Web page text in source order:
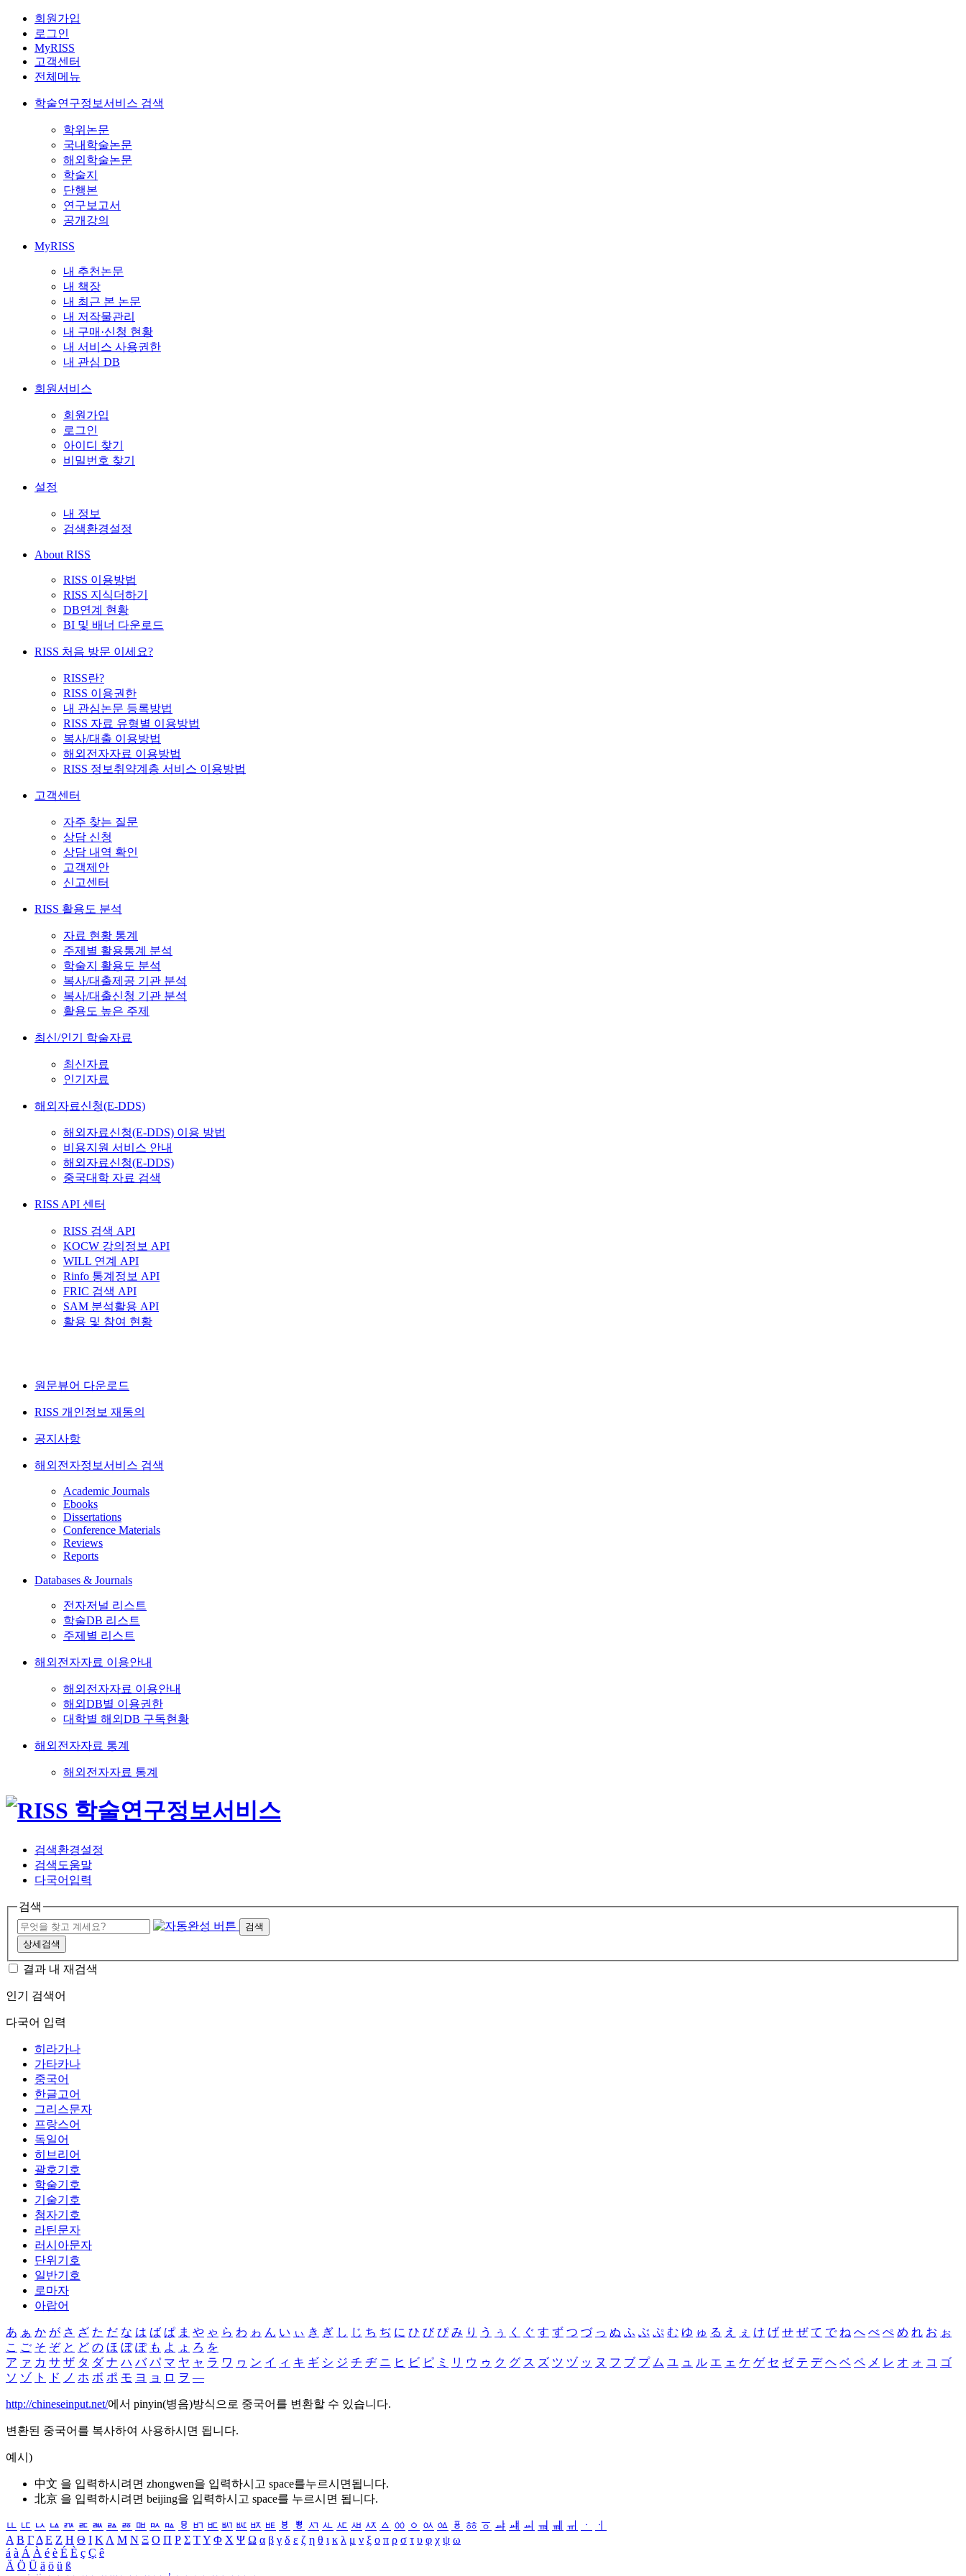
회원가입
로그인
MyRISS
고객센터
전체메뉴
학술연구정보서비스 검색
학위논문
국내학술논문
해외학술논문
학술지
단행본
연구보고서
공개강의
MyRISS
내 추천논문
내 책장
내 최근 본 논문
내 저작물관리
내 구매·신청 현황
내 서비스 사용권한
내 관심 DB
회원서비스
회원가입
로그인
아이디 찾기
비밀번호 찾기
설정
내 정보
검색환경설정
About RISS
RISS 이용방법
RISS 지식더하기
DB연계 현황
BI 및 배너 다운로드
RISS 처음 방문 이세요?
RISS란?
RISS 이용권한
내 관심논문 등록방법
RISS 자료 유형별 이용방법
복사/대출 이용방법
해외전자자료 이용방법
RISS 정보취약계층 서비스 이용방법
고객센터
자주 찾는 질문
상담 신청
상담 내역 확인
고객제안
신고센터
RISS 활용도 분석
자료 현황 통계
주제별 활용통계 분석
학술지 활용도 분석
복사/대출제공 기관 분석
복사/대출신청 기관 분석
활용도 높은 주제
최신/인기 학술자료
최신자료
인기자료
해외자료신청(E-DDS)
해외자료신청(E-DDS) 이용 방법
비용지원 서비스 안내
해외자료신청(E-DDS)
중국대학 자료 검색
RISS API 센터
RISS 검색 API
KOCW 강의정보 API
WILL 연계 API
Rinfo 통계정보 API
FRIC 검색 API
SAM 분석활용 API
활용 및 참여 현황
원문뷰어 다운로드
RISS 개인정보 재동의
공지사항
해외전자정보서비스 검색
Academic Journals
Ebooks
Dissertations
Conference Materials
Reviews
Reports
Databases & Journals
전자저널 리스트
학술DB 리스트
주제별 리스트
해외전자자료 이용안내
해외전자자료 이용안내
해외DB별 이용권한
대학별 해외DB 구독현황
해외전자자료 통계
해외전자자료 통계
검색환경설정
검색도움말
다국어입력
검색
검색
상세검색
결과 내 재검색
인기 검색어
다국어 입력
히라가나
가타카나
중국어
한글고어
그리스문자
프랑스어
독일어
히브리어
괄호기호
학술기호
기술기호
첨자기호
라틴문자
러시아문자
단위기호
일반기호
로마자
아랍어
あ ぁ か が さ ざ た だ な は ば ぱ ま や ゃ ら わ ゎ ん い ぃ き ぎ し じ ち ぢ に ひ び ぴ み り う ぅ く ぐ す ず つ づ っ ぬ ふ ぶ ぷ む ゆ ゅ る え ぇ け げ せ ぜ て で ね へ べ ぺ め れ お ぉ
こ ご そ ぞ と ど の ほ ぼ ぽ も よ ょ ろ を
ア ァ カ サ ザ タ ダ ナ ハ バ パ マ ヤ ャ ラ ワ ヮ ン イ ィ キ ギ シ ジ チ ヂ ニ ヒ ビ ピ ミ リ ウ ゥ ク グ ス ズ ツ ヅ ッ ヌ フ ブ プ ム ユ ュ ル エ ェ ケ ゲ セ ゼ テ デ ヘ ベ ペ メ レ オ ォ コ ゴ
ソ ゾ ト ド ノ ホ ボ ポ モ ヨ ョ ロ ヲ ―
http://chineseinput.net/에서 pinyin(병음)방식으로 중국어를 변환할 수 있습니다.
변환된 중국어를 복사하여 사용하시면 됩니다.
예시)
中文 을 입력하시려면 zhongwen을 입력하시고 space를누르시면됩니다.
北京 을 입력하시려면 beijing을 입력하시고 space를 누르시면 됩니다.
ㅥ ㅦ ㅧ ㅨ ㅩ ㅪ ㅫ ㅬ ㅭ ㅮ ㅯ ㅰ ㅱ ㅲ ㅳ ㅴ ㅵ ㅶ ㅷ ㅸ ㅹ ㅺ ㅻ ㅼ ㅽ ㅾ ㅿ ㆀ ㆁ ㆂ ㆃ ㆄ ㆅ ㆆ ㆇ ㆈ ㆉ ㆊ ㆋ ㆌ ㆍ
ㆎ
Α Β ΓΔ Ε Ζ Η Θ Ι ΚΛ Μ Ν Ξ Ο Π Ρ Σ ΤΥ Φ Χ Ψ Ω α β γ δ ε ζ η θ ι κ λ μ ν ξ ο π ρ σ τ υ φ χ ψ ω
á à Á À é è É È ç Ç ê
Ä Ö Ü ä ö ü ß